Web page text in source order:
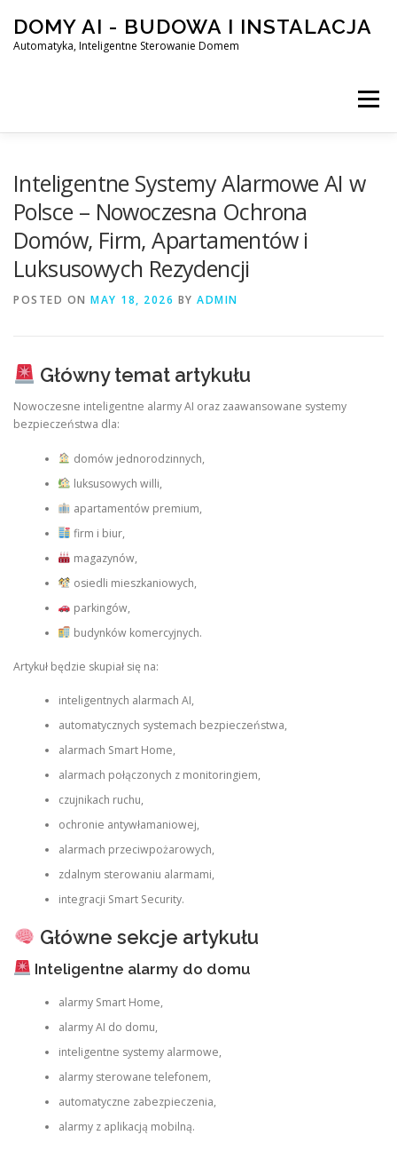
content
DOMY AI - BUDOWA I INSTALACJA
Automatyka, Inteligentne Sterowanie Domem
Menu
SMART DOM AI – AUTOMATYKA, INTELIGENTNE
BLOG KONTAKT
Inteligentne Systemy Alarmowe AI w
Polsce – Nowoczesna Ochrona
Domów, Firm, Apartamentów i
Luksusowych Rezydencji
POSTED ON MAY 18, 2026 BY ADMIN
Główny temat artykułu
Nowoczesne inteligentne alarmy AI oraz zaawansowane systemy
bezpieczeństwa dla:
domów jednorodzinnych,
luksusowych willi,
apartamentów premium,
firm i biur,
magazynów,
osiedli mieszkaniowych,
parkingów,
budynków komercyjnych.
Artykuł będzie skupiał się na:
inteligentnych alarmach AI,
automatycznych systemach bezpieczeństwa,
alarmach Smart Home,
alarmach połączonych z monitoringiem,
czujnikach ruchu,
ochronie antywłamaniowej,
alarmach przeciwpożarowych,
zdalnym sterowaniu alarmami,
integracji Smart Security.
Główne sekcje artykułu
Inteligentne alarmy do domu
alarmy Smart Home,
alarmy AI do domu,
inteligentne systemy alarmowe,
alarmy sterowane telefonem,
automatyczne zabezpieczenia,
alarmy z aplikacją mobilną.